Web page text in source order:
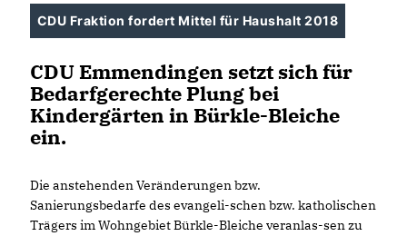
CDU Fraktion fordert Mittel für Haushalt 2018
CDU Emmendingen setzt sich für
Bedarfgerechte Plung bei
Kindergärten in Bürkle-Bleiche
ein.
Die anstehenden Veränderungen bzw.
Sanierungsbedarfe des evangeli-schen bzw. katholischen
Trägers im Wohngebiet Bürkle-Bleiche veranlas-sen zu